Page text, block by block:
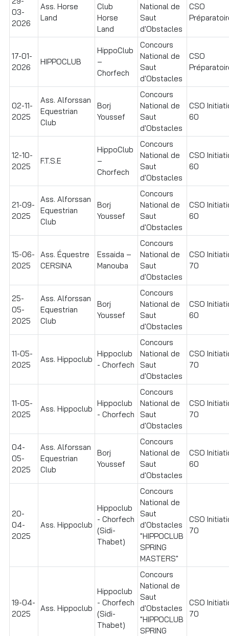
03-
2026
Ass. Horse
Land
Club
Horse
Land
National de
Saut
d'Obstacles
CSO
17-01-
2026
HIPPOCLUB
HippoClub
–
Chorfech
Concours
National de
Saut
d'Obstacles
CSO
02-11-
2025
Ass. Alforssan
Equestrian
Club
Borj
Youssef
Concours
National de
Saut
d'Obstacles
CSO
60
12-10-
2025
F.T.S.E
HippoClub
–
Chorfech
Concours
National de
Saut
d'Obstacles
CSO
60
21-09-
2025
Ass. Alforssan
Equestrian
Club
Borj
Youssef
Concours
National de
Saut
d'Obstacles
CSO
60
15-06-
2025
Ass. Équestre
CERSINA
Essaida –
Manouba
Concours
National de
Saut
d'Obstacles
CSO
70
25-
05-
2025
Ass. Alforssan
Equestrian
Club
Borj
Youssef
Concours
National de
Saut
d'Obstacles
CSO
60
11-05-
2025
Ass. Hippoclub
Hippoclub
- Chorfech
Concours
National de
Saut
d'Obstacles
CSO
70
11-05-
2025
Ass. Hippoclub
Hippoclub
- Chorfech
Concours
National de
Saut
d'Obstacles
CSO
70
04-
05-
2025
Ass. Alforssan
Equestrian
Club
Borj
Youssef
Concours
National de
Saut
d'Obstacles
CSO
60
20-
04-
2025
Ass. Hippoclub
Hippoclub
- Chorfech
(Sidi-
Thabet)
Concours
National de
Saut
d'Obstacles
"HIPPOCLUB
SPRING
MASTERS"
CSO
70
19-04-
2025
Ass. Hippoclub
Hippoclub
- Chorfech
(Sidi-
Thabet)
Concours
National de
Saut
d'Obstacles
"HIPPOCLUB
SPRING
CSO
70